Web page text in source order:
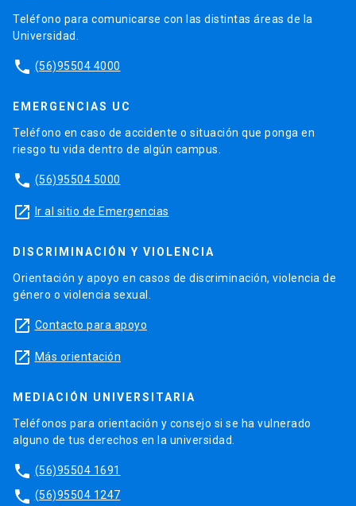
Teléfono para comunicarse con las distintas áreas de la
Universidad.
phone (56)95504 4000
EMERGENCIAS UC
Teléfono en caso de accidente o situación que ponga en
riesgo tu vida dentro de algún campus.
phone (56)95504 5000
launch Ir al sitio de Emergencias
DISCRIMINACIÓN Y VIOLENCIA
Orientación y apoyo en casos de discriminación, violencia de
género o violencia sexual.
launch Contacto para apoyo
launch Más orientación
MEDIACIÓN UNIVERSITARIA
Teléfonos para orientación y consejo si se ha vulnerado
alguno de tus derechos en la universidad.
phone (56)95504 1691
phone (56)95504 1247